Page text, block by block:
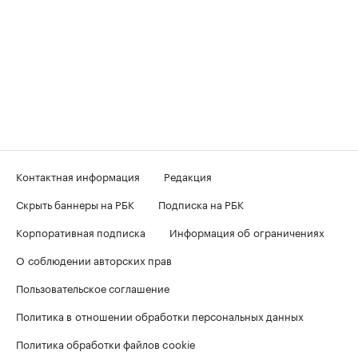
Контактная информация
Редакция
Скрыть баннеры на РБК
Подписка на РБК
Корпоративная подписка
Информация об ограничениях
О соблюдении авторских прав
Пользовательское соглашение
Политика в отношении обработки персональных данных
Политика обработки файлов cookie